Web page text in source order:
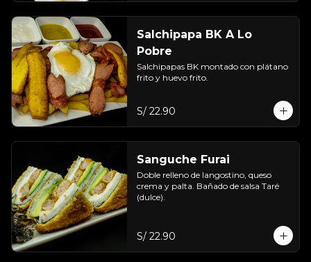
Salchipapa BK A Lo
Pobre
Salchipapas BK montado con plátano
frito y huevo frito.
S/ 22.90
Sanguche Furai
Doble relleno de langostino, queso
crema y palta. Bañado de salsa Taré
(dulce).
S/ 22.90